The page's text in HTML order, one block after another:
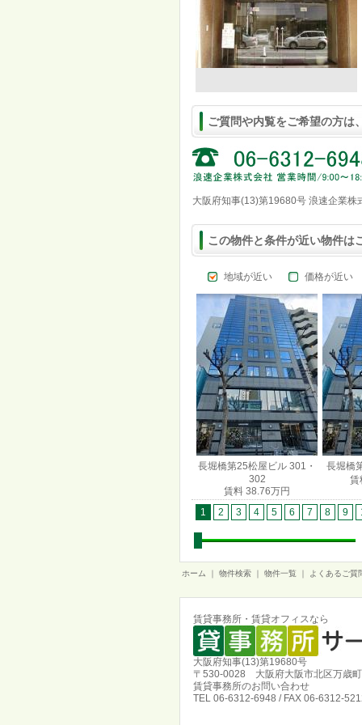
ご質問や内覧をご希望の方は
大阪府知事(13)第19680号 浪速企業
この物件と条件が近い物件は
地域が近い 価格が近い
長堀橋第25松屋ビル 301・
302
賃料 38.76万円
長堀橋
賃
1 2 3 4 5 6 7 8 9
ホーム 物件検索 物件一覧 よくあるご質
賃貸事務所・賃貸オフィスなら
大阪府知事(13)第19680号
〒530-0028 大阪府大阪市北区万歳
賃貸事務所のお問い合わせ
TEL 06-6312-6948 / FAX 06-6312-